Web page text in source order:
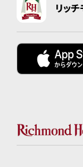
リッ